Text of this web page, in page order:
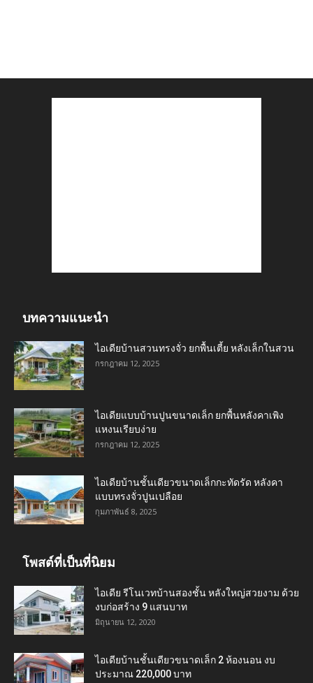
บทความแนะนำ
ไอเดียบ้านสวนทรงจั่ว ยกพื้นเตี้ย หลังเล็กในสวน
กรกฎาคม 12, 2025
ไอเดียแบบบ้านปูนขนาดเล็ก ยกพื้นหลังคาเพิง
แหงนเรียบง่าย
กรกฎาคม 12, 2025
ไอเดียบ้านชั้นเดียวขนาดเล็กกะทัดรัด หลังคา
แบบทรงจั่วปูนเปลือย
กุมภาพันธ์ 8, 2025
โพสต์ที่เป็นที่นิยม
ไอเดีย รีโนเวทบ้านสองชั้น หลังใหญ่สวยงาม ด้วย
งบก่อสร้าง 9 แสนบาท
มิถุนายน 12, 2020
ไอเดียบ้านชั้นเดียวขนาดเล็ก 2 ห้องนอน งบ
ประมาณ 220,000 บาท